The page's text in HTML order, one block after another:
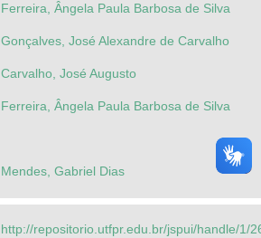
Ferreira, Ângela Paula Barbosa de Silva
Gonçalves, José Alexandre de Carvalho
Carvalho, José Augusto
Ferreira, Ângela Paula Barbosa de Silva
Mendes, Gabriel Dias
http://repositorio.utfpr.edu.br/jspui/handle/1/